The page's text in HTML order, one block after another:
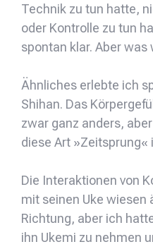
Technik zu tun hatte,
oder Kontrolle zu tun
spontan klar. Aber
Ähnliches erlebte ich
Shihan. Das
zwar ganz anders,
diese Art
Die Interaktionen von
mit seinen Uke wiesen
Richtung, aber ich
ihn Ukemi zu nehmen